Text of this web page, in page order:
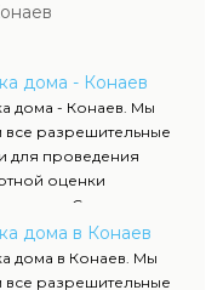
дома - Конаев
дома - Конаев. Мы
все разрешительные
для проведения
оценки
Список данных
их отображение и
отыскать в
нашего сайта.
дома в Конаев
дома в Конаев. Мы
все разрешительные